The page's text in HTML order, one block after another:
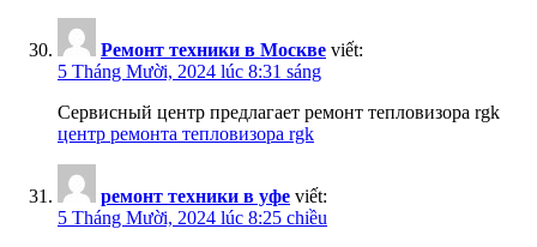
Ремонт техники в Москве viết:
5 Tháng Mười, 2024 lúc 8:31 sáng
Сервисный центр предлагает ремонт тепловизора rgk
центр ремонта тепловизора rgk
ремонт техники в уфе viết:
5 Tháng Mười, 2024 lúc 8:25 chiều